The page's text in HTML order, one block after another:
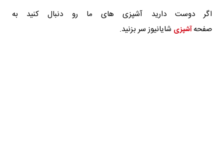
اگر دوست دارید آشپزی های ما رو دنبال کنید به
صفحهآشپزی شایانیوز سر بزنید.